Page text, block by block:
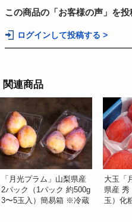
この商品の「お客様の声」を投
ログインして投稿する >
関連商品
「月光プラム」山梨県産
2パック（1パック 約500g
3〜5玉入）簡易箱 ※冷蔵
大玉「
県産 秀
玉）化